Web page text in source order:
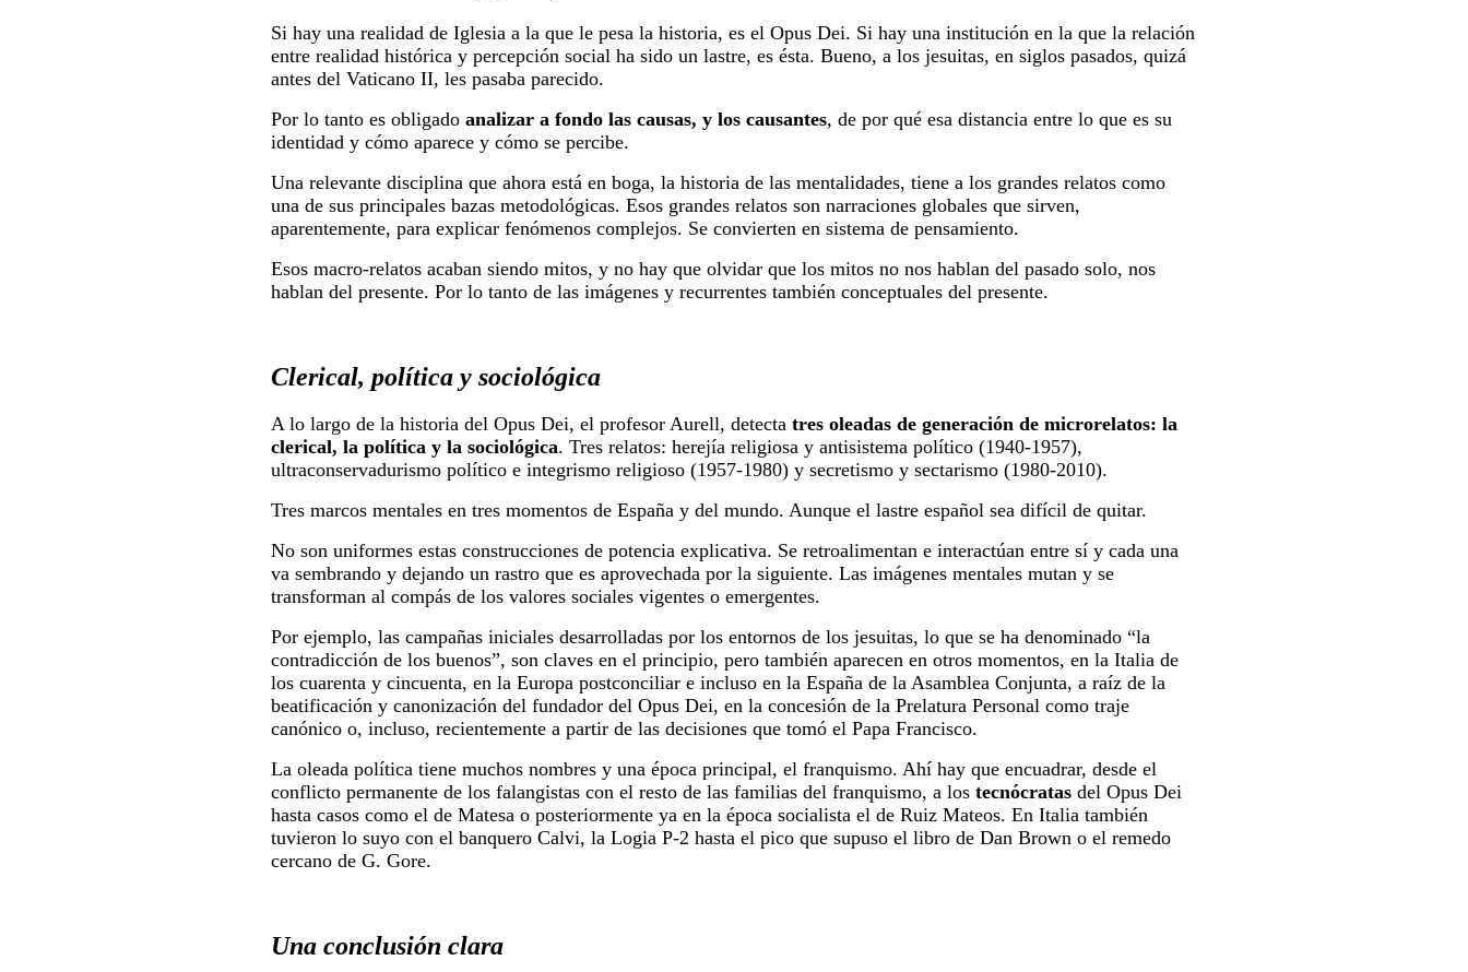
Si hay una realidad de Iglesia a la que le pesa la historia, es el Opus Dei. Si hay una institución en la que la relación
entre realidad histórica y percepción social ha sido un lastre, es ésta. Bueno, a los jesuitas, en siglos pasados, quizá
antes del Vaticano II, les pasaba parecido.
Por lo tanto es obligado analizar a fondo las causas, y los causantes, de por qué esa distancia entre lo que es su
identidad y cómo aparece y cómo se percibe.
Una relevante disciplina que ahora está en boga, la historia de las mentalidades, tiene a los grandes relatos como
una de sus principales bazas metodológicas. Esos grandes relatos son narraciones globales que sirven,
aparentemente, para explicar fenómenos complejos. Se convierten en sistema de pensamiento.
Esos macro-relatos acaban siendo mitos, y no hay que olvidar que los mitos no nos hablan del pasado solo, nos
hablan del presente. Por lo tanto de las imágenes y recurrentes también conceptuales del presente.
Clerical, política y sociológica
A lo largo de la historia del Opus Dei, el profesor Aurell, detecta tres oleadas de generación de microrelatos: la
clerical, la política y la sociológica. Tres relatos: herejía religiosa y antisistema político (1940-1957),
ultraconservadurismo político e integrismo religioso (1957-1980) y secretismo y sectarismo (1980-2010).
Tres marcos mentales en tres momentos de España y del mundo. Aunque el lastre español sea difícil de quitar.
No son uniformes estas construcciones de potencia explicativa. Se retroalimentan e interactúan entre sí y cada una
va sembrando y dejando un rastro que es aprovechada por la siguiente. Las imágenes mentales mutan y se
transforman al compás de los valores sociales vigentes o emergentes.
Por ejemplo, las campañas iniciales desarrolladas por los entornos de los jesuitas, lo que se ha denominado “la
contradicción de los buenos”, son claves en el principio, pero también aparecen en otros momentos, en la Italia de
los cuarenta y cincuenta, en la Europa postconciliar e incluso en la España de la Asamblea Conjunta, a raíz de la
beatificación y canonización del fundador del Opus Dei, en la concesión de la Prelatura Personal como traje
canónico o, incluso, recientemente a partir de las decisiones que tomó el Papa Francisco.
La oleada política tiene muchos nombres y una época principal, el franquismo. Ahí hay que encuadrar, desde el
conflicto permanente de los falangistas con el resto de las familias del franquismo, a los tecnócratas del Opus Dei
hasta casos como el de Matesa o posteriormente ya en la época socialista el de Ruiz Mateos. En Italia también
tuvieron lo suyo con el banquero Calvi, la Logia P-2 hasta el pico que supuso el libro de Dan Brown o el remedo
cercano de G. Gore.
Una conclusión clara